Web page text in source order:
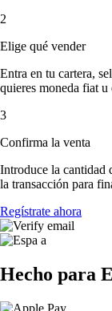
2
Elige qué vender
Entra en tu cartera,
quieres moneda fiat u
3
Confirma la venta
Introduce la cantidad
la transacción para
Regístrate ahora
Hecho para